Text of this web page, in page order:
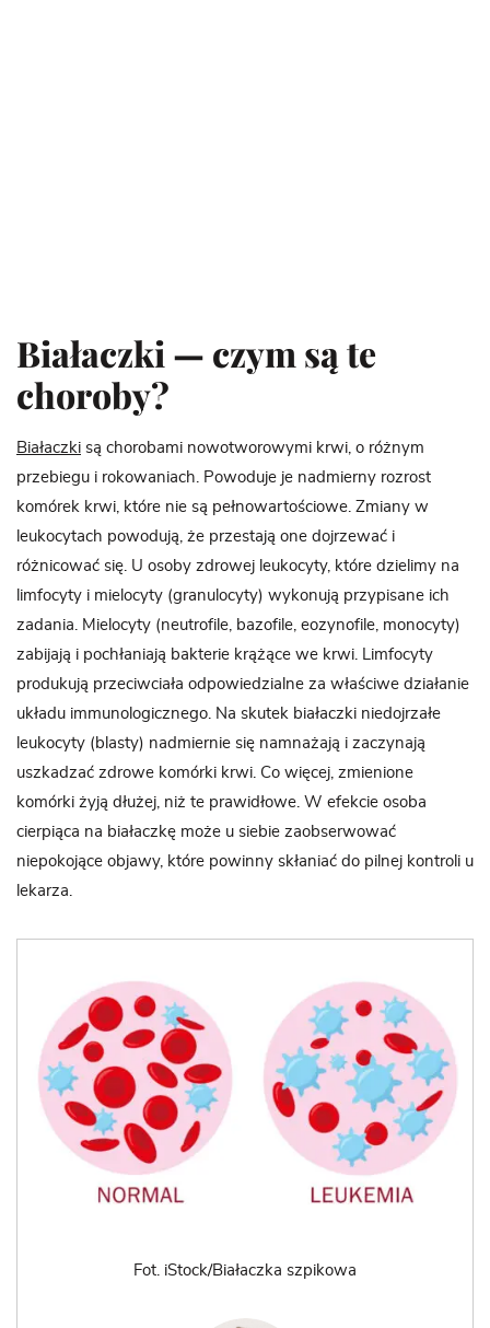
Białaczki — czym są te
choroby?
Białaczki są chorobami nowotworowymi krwi, o różnym
przebiegu i rokowaniach. Powoduje je nadmierny rozrost
komórek krwi, które nie są pełnowartościowe. Zmiany w
leukocytach powodują, że przestają one dojrzewać i
różnicować się. U osoby zdrowej leukocyty, które dzielimy na
limfocyty i mielocyty (granulocyty) wykonują przypisane ich
zadania. Mielocyty (neutrofile, bazofile, eozynofile, monocyty)
zabijają i pochłaniają bakterie krążące we krwi. Limfocyty
produkują przeciwciała odpowiedzialne za właściwe działanie
układu immunologicznego. Na skutek białaczki niedojrzałe
leukocyty (blasty) nadmiernie się namnażają i zaczynają
uszkadzać zdrowe komórki krwi. Co więcej, zmienione
komórki żyją dłużej, niż te prawidłowe. W efekcie osoba
cierpiąca na białaczkę może u siebie zaobserwować
niepokojące objawy, które powinny skłaniać do pilnej kontroli u
lekarza.
Fot. iStock/Białaczka szpikowa